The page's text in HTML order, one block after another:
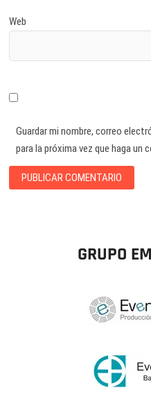
Web
Guardar mi nombre, correo
para la próxima vez que haga un
GRUPO